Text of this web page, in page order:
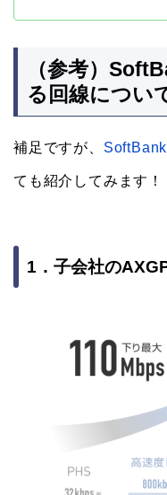
（参考）
る回線につい
補足ですが、
ても紹介してみます！
1．子会社の